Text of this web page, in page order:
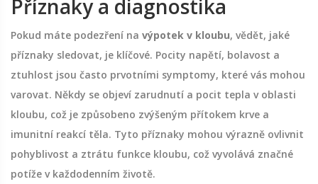
Příznaky a diagnostika
Pokud máte podezření na výpotek v kloubu, vědět, jaké
příznaky sledovat, je klíčové. Pocity napětí, bolavost a
ztuhlost jsou často prvotními symptomy, které vás mohou
varovat. Někdy se objeví zarudnutí a pocit tepla v oblasti
kloubu, což je způsobeno zvýšeným přítokem krve a
imunitní reakcí těla. Tyto příznaky mohou výrazně ovlivnit
pohyblivost a ztrátu funkce kloubu, což vyvolává značné
potíže v každodenním životě.